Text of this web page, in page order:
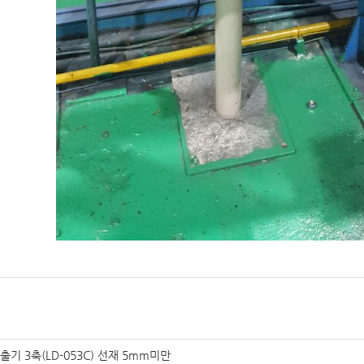
기 3축(LD-053C) 선재 5mm미만